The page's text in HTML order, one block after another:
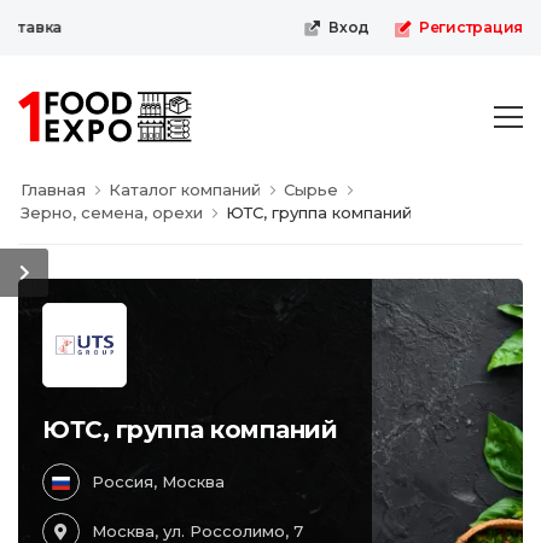
Первая пищевая онлайн-
Вход Регистрация
Главная Каталог компаний
Сырье
Зерно, семена, орехи
ЮТС, группа компаний
ЮТС, группа компаний
Россия, Москва
Москва, ул. Россолимо, 7